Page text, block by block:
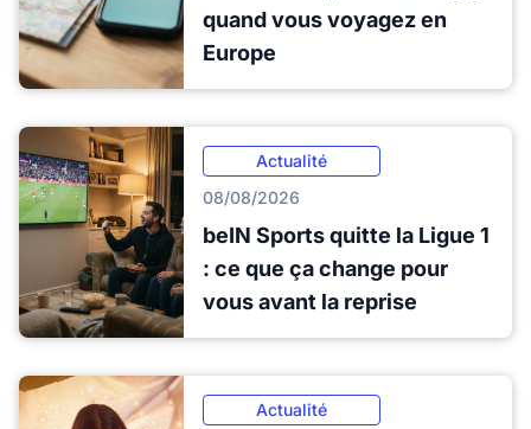
quand vous voyagez en
Europe
Actualité
08/08/2026
beIN Sports quitte la Ligue 1
: ce que ça change pour
vous avant la reprise
Actualité